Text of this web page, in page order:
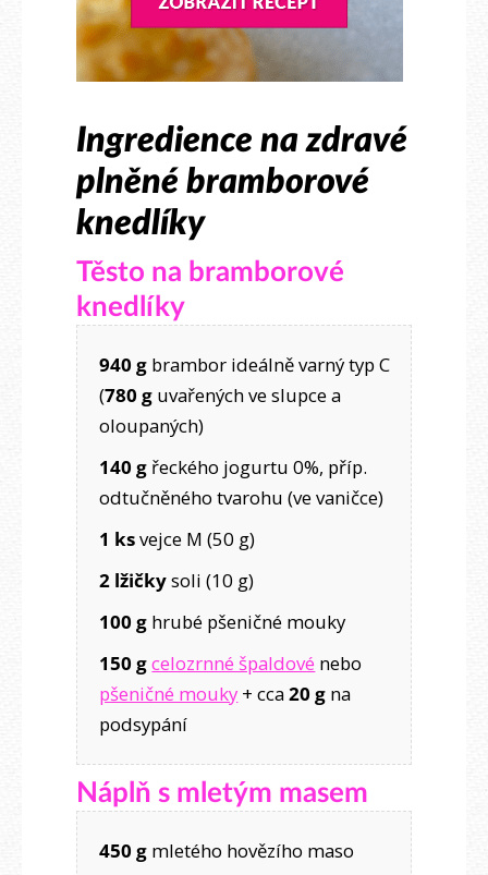
Ingredience na zdravé
plněné bramborové
knedlíky
Těsto na bramborové
knedlíky
940 g brambor ideálně varný typ C
(780 g uvařených ve slupce a
oloupaných)
140 g řeckého jogurtu 0%, příp.
odtučněného tvarohu (ve vaničce)
1 ksvejce M (50 g)
2 lžičkysoli (10 g)
100 g hrubé pšeničné mouky
150 gcelozrnné špaldové nebo
pšeničné mouky + cca20 g na
podsypání
Náplň s mletým masem
450 g mletého hovězího maso